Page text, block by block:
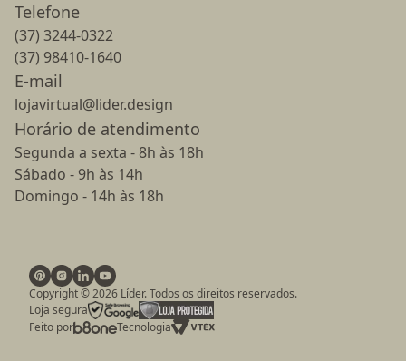
Telefone
(37) 3244-0322
(37) 98410-1640
E-mail
lojavirtual@lider.design
Horário de atendimento
Segunda a sexta - 8h às 18h
Sábado - 9h às 14h
Domingo - 14h às 18h
Copyright ©2026 Líder. Todos os direitos reservados.
Loja segura
Feito por
Tecnologia